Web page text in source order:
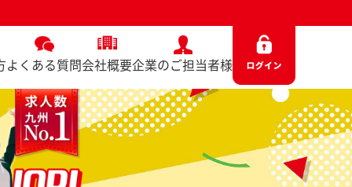
よくある質問会社概要企業のご担当者様